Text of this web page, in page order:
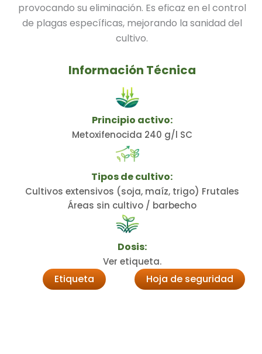
provocando su eliminación. Es eficaz en el control
de plagas específicas, mejorando la sanidad del
cultivo.
Información Técnica
Principio activo:
Metoxifenocida 240 g/l SC
Tipos de cultivo:
Cultivos extensivos (soja, maíz, trigo) Frutales
Áreas sin cultivo / barbecho
Dosis:
Ver etiqueta.
Etiqueta Hoja de seguridad